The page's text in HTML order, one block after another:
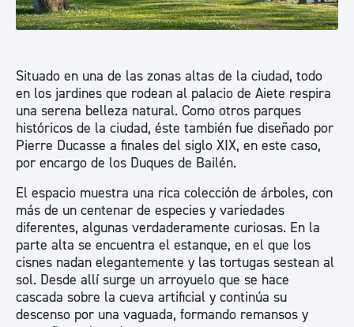
Situado en una de las zonas altas de la ciudad, todo
en los jardines que rodean al palacio de Aiete respira
una serena belleza natural. Como otros parques
históricos de la ciudad, éste también fue diseñado por
Pierre Ducasse a finales del siglo XIX, en este caso,
por encargo de los Duques de Bailén.
El espacio muestra una rica colección de árboles, con
más de un centenar de especies y variedades
diferentes, algunas verdaderamente curiosas. En la
parte alta se encuentra el estanque, en el que los
cisnes nadan elegantemente y las tortugas sestean al
sol. Desde allí surge un arroyuelo que se hace
cascada sobre la cueva artificial y continúa su
descenso por una vaguada, formando remansos y